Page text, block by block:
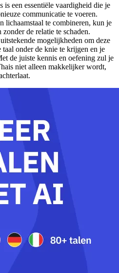
is een essentiële vaardigheid die je
communicatie te voeren.
lichaamstaal te combineren, kun je
de relatie te schaden.
mogelijkheden om deze
taal onder de knie te krijgen en je
de juiste kennis en oefening zul je
niet alleen makkelijker wordt,